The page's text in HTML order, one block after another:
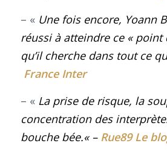
– « Une fois encore, Yoann
réussi à atteindre ce « point
qu’il cherche dans tout ce
France Inter
– « La prise de risque, la
concentration des
bouche bée.« – Rue89 Le